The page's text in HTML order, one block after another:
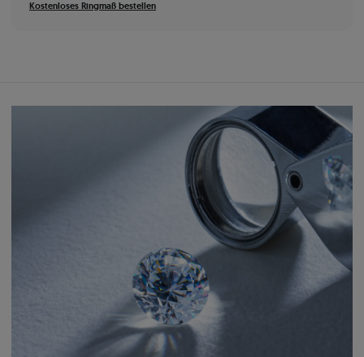
Kostenloses Ringmaß bestellen